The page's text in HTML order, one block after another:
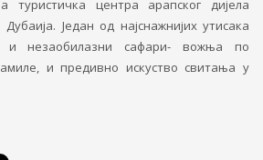
туристичка центра арапског дијела
Један од најснажнијих утисака
и незаобилазни сафари- вожња по
и предивно искуство свитања у